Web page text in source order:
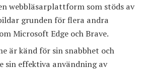
webbläsarplattform som stöds av
grunden för flera andra
Microsoft Edge och Brave.
är känd för sin snabbhet och
sin effektiva användning av